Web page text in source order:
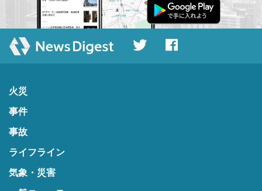
火災
事件
事故
ライフライン
気象・災害